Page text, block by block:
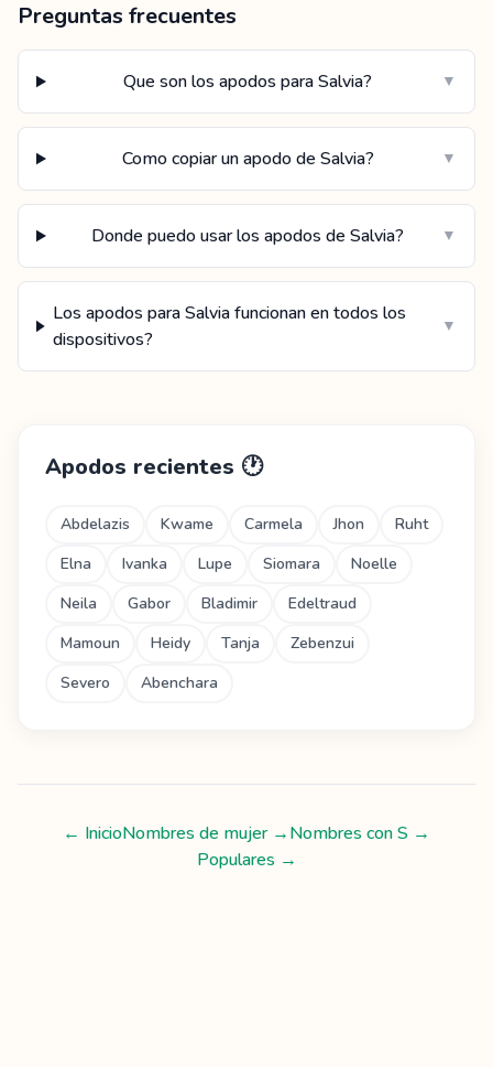
Preguntas frecuentes
Que son los apodos para Salvia? ▼
Como copiar un apodo de Salvia? ▼
Donde puedo usar los apodos de Salvia? ▼
Los apodos para Salvia funcionan en todos los
dispositivos?
▼
Apodos recientes 🕐
Abdelazis Kwame Carmela Jhon
Ruht
Elna
Ivanka Lupe Siomara
Noelle
Neila
Gabor Bladimir
Edeltraud
Mamoun
Heidy Tanja
Zebenzui
Severo
Abenchara
← InicioNombres de mujer→Nombres conS →
Populares →